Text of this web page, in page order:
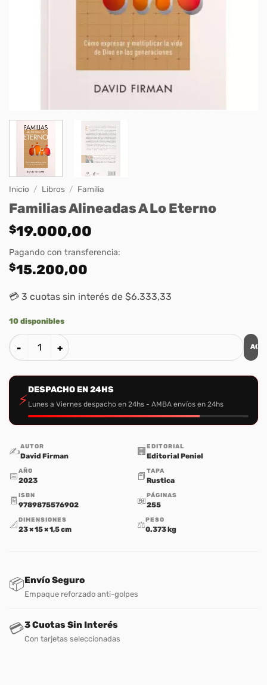
Inicio / Libros / Familia
Familias Alineadas A Lo Eterno
$19.000,00
Pagando con transferencia:
$15.200,00
💳 3 cuotas sin interés de $6.333,33
10 disponibles
Familias Alineadas A Lo Eterno cantidad
⚡
DESPACHO EN 24HS
Lunes a Viernes despacho en 24hs - AMBA envíos en 24hs
✍️AUTOR
David Firman 🏢 EDITORIAL
Editorial Peniel
📅AÑO
2023 📕 TAPA
Rustica
🧾 ISBN
9789875576902 📖PÁGINAS
255
📐 DIMENSIONES
23 × 15 × 1,5 cm ⚖️PESO
0.373 kg
📦Envío Seguro
Empaque reforzado anti-golpes
💳3 Cuotas Sin Interés
Con tarjetas seleccionadas